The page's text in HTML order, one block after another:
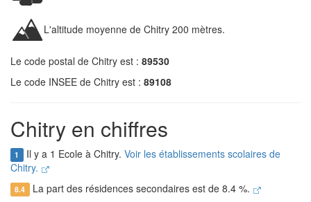
L'altitude moyenne de Chitry 200 mètres.
Le code postal de Chitry est : 89530
Le code INSEE de Chitry est : 89108
Chitry en chiffres
1 Il y a 1 Ecole à Chitry. Voir les établissements scolaires de
Chitry.
8.4 La part des résidences secondaires est de 8.4 %.